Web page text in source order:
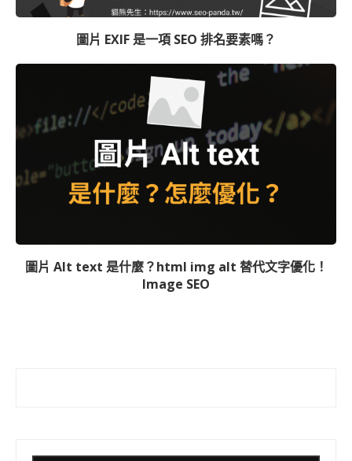
圖片 EXIF 是一項 SEO 排名要素嗎？
圖片 Alt text 是什麼？html img alt 替代文字優化！
Image SEO